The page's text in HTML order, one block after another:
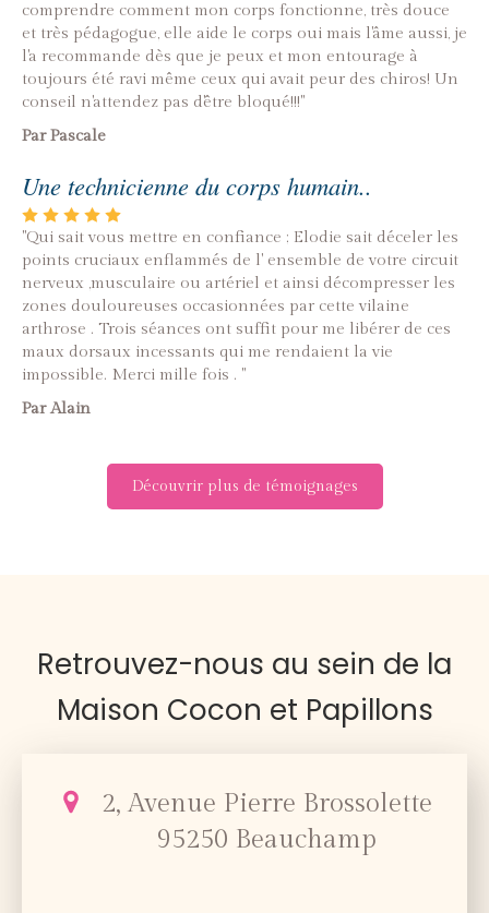
comprendre comment mon corps fonctionne, très douce
et très pédagogue, elle aide le corps oui mais l'âme aussi, je
l'a recommande dès que je peux et mon entourage à
toujours été ravi même ceux qui avait peur des chiros! Un
conseil n'attendez pas d'être bloqué!!!"
Par Pascale
Une technicienne du corps humain..
"Qui sait vous mettre en confiance ; Elodie sait déceler les
points cruciaux enflammés de l' ensemble de votre circuit
nerveux ,musculaire ou artériel et ainsi décompresser les
zones douloureuses occasionnées par cette vilaine
arthrose . Trois séances ont suffit pour me libérer de ces
maux dorsaux incessants qui me rendaient la vie
impossible. Merci mille fois . "
Par Alain
Découvrir plus de témoignages
Retrouvez-nous au sein de la
Maison Cocon et Papillons
2, Avenue Pierre Brossolette
95250 Beauchamp